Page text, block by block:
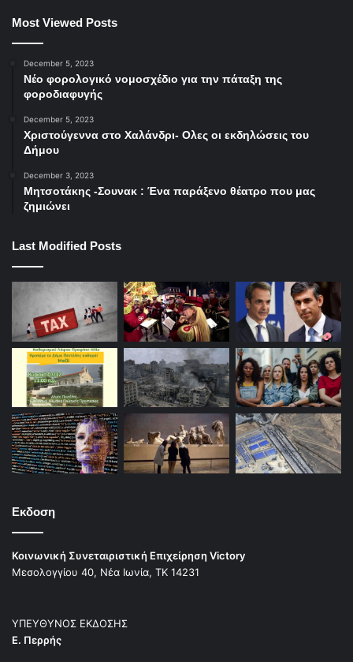
Most Viewed Posts
December 5, 2023
Νέο φορολογικό νομοσχέδιο για την πάταξη της
φοροδιαφυγής
December 5, 2023
Χριστούγεννα στο Χαλάνδρι- Ολες οι εκδηλώσεις του
Δήμου
December 3, 2023
Μητσοτάκης -Σουνακ : Ένα παράξενο θέατρο που μας
ζημιώνει
Last Modified Posts
Εκδοση
Κοινωνική Συνεταιριστική Επιχείρηση Victory
Μεσολογγίου 40, Νέα Ιωνία, ΤΚ 14231
ΥΠΕΥΘΥΝΟΣ ΕΚΔΟΣΗΣ
Ε. Περρής